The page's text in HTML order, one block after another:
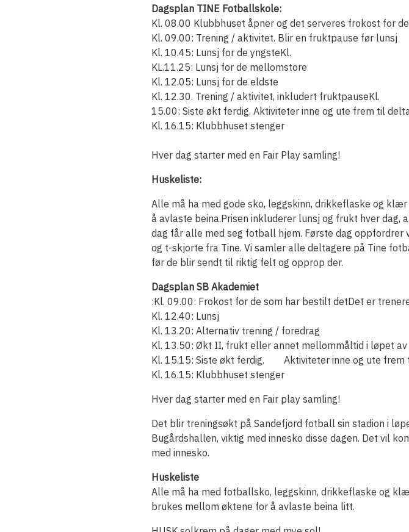
Dagsplan TINE Fotballskole:
Kl. 08.00 Klubbhuset åpner og det serveres frokost for
Kl. 09.00: Trening / aktivitet. Blir en fruktpause før lunsj
Kl. 10.45: Lunsj for de yngsteKl.
KL.11.25: Lunsj for de mellomstore
Kl. 12.05: Lunsj for de eldste
Kl. 12.30. Trening / aktivitet, inkludert fruktpauseKl.
15.00: Siste økt ferdig. Aktiviteter inne og ute frem til
Kl. 16.15: Klubbhuset stenger
Hver dag starter med en Fair Play samling!
Huskeliste:
Alle må ha med gode sko, leggskinn, drikkeflaske og
å avlaste beina.Prisen inkluderer lunsj og frukt hver
dag får alle med seg fotball hjem. Første dag
og t-skjorte fra Tine. Vi samler alle deltagere på Tine
før de blir sendt til riktig felt og opprop der.
Dagsplan SB Akademiet
:Kl. 09.00: Frokost for de som har bestilt detDet er
Kl. 12.40: Lunsj
Kl. 13.20: Alternativ trening / foredrag
Kl. 13.50: Økt II, frukt eller annet mellommåltid i løpet av
Kl. 15.15: Siste økt ferdig. Aktiviteter inne og ute frem
Kl. 16.15: Klubbhuset stenger
Hver dag starter med en Fair play samling!
Det blir treningsøkt på Sandefjord fotball sin stadion i
Bugårdshallen, viktig med innesko disse dagen. Det vil
med innesko.
Huskeliste
Alle må ha med fotballsko, leggskinn, drikkeflaske og
brukes mellom øktene for å avlaste beina litt.